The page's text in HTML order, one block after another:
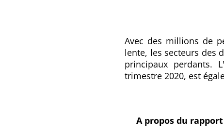
Avec des millions de
lente, les secteurs des
principaux perdants.
trimestre 2020, est
A propos du